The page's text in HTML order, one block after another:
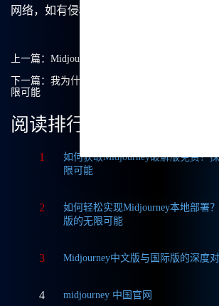
网络，如有侵权请联系我们删除处理。谢
上一篇： Midjourney付款：如何使用Midjourney
下一篇： 我为什么选择了Midjourney中文版本
限可能
阅读排行
1
如何获取Midjourney破解版免费？
限可能
2
如何轻松实现Midjourney本地部署
版的无限可能
3 Midjourney中文版与国际版的深度
4 midjourney 中国官网